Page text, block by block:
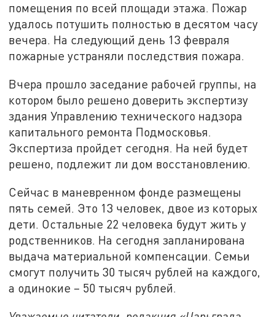
помещения по всей площади этажа. Пожар
удалось потушить полностью в десятом часу
вечера. На следующий день 13 февраля
пожарные устраняли последствия пожара.
Вчера прошло заседание рабочей группы, на
котором было решено доверить экспертизу
здания Управлению технического надзора
капитального ремонта Подмосковья.
Экспертиза пройдет сегодня. На ней будет
решено, подлежит ли дом восстановлению.
Сейчас в маневренном фонде размещены
пять семей. Это 13 человек, двое из которых
дети. Остальные 22 человека будут жить у
родственников. На сегодня запланирована
выдача материальной компенсации. Семьи
смогут получить 30 тысяч рублей на каждого,
а одинокие – 50 тысяч рублей.